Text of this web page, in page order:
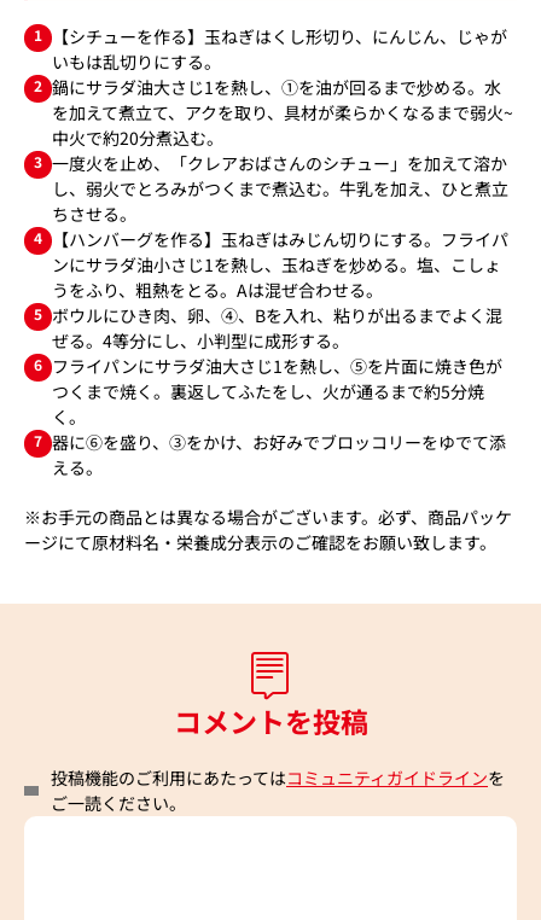
1
【シチューを作る】玉ねぎはくし形切り、にんじん、じゃが
いもは乱切りにする。
2 鍋にサラダ油大さじ1を熱し、①を油が回るまで炒める。水
を加えて煮立て、アクを取り、具材が柔らかくなるまで弱火~
中火で約20分煮込む。
3 一度火を止め、「クレアおばさんのシチュー」を加えて溶か
し、弱火でとろみがつくまで煮込む。牛乳を加え、ひと煮立
ちさせる。
4
【ハンバーグを作る】玉ねぎはみじん切りにする。フライパ
ンにサラダ油小さじ1を熱し、玉ねぎを炒める。塩、こしょ
うをふり、粗熱をとる。Aは混ぜ合わせる。
5 ボウルにひき肉、卵、④、Bを入れ、粘りが出るまでよく混
ぜる。4等分にし、小判型に成形する。
6 フライパンにサラダ油大さじ1を熱し、⑤を片面に焼き色が
つくまで焼く。裏返してふたをし、火が通るまで約5分焼
く。
7 器に⑥を盛り、③をかけ、お好みでブロッコリーをゆでて添
える。
※お手元の商品とは異なる場合がございます。必ず、商品パッケ
ージにて原材料名・栄養成分表示のご確認をお願い致します。
コメントを投稿
投稿機能のご利用にあたってはコミュニティガイドラインを
ご一読ください。